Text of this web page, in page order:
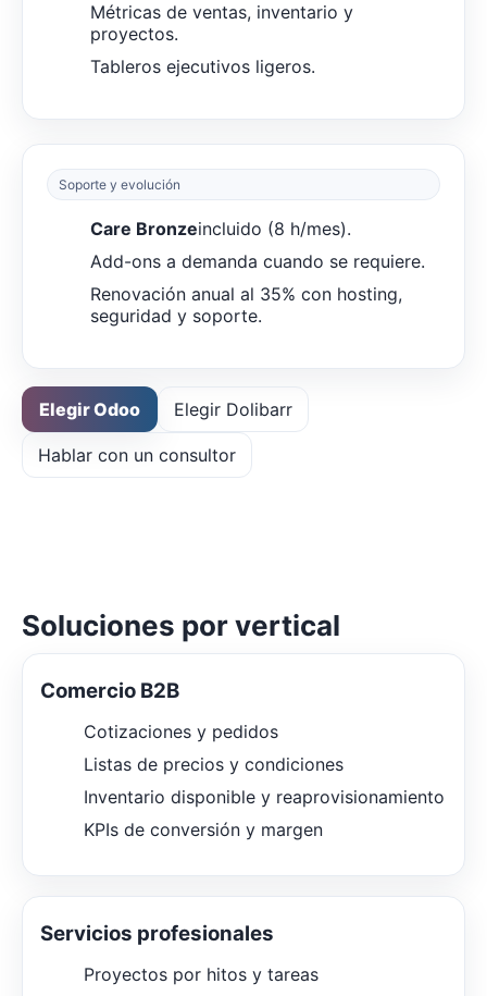
Métricas de ventas, inventario y
proyectos.
Tableros ejecutivos ligeros.
Soporte y evolución
Care Bronzeincluido (8 h/mes).
Add-ons a demanda cuando se requiere.
Renovación anual al 35% con hosting,
seguridad y soporte.
Elegir Odoo Elegir Dolibarr
Hablar con un consultor
Soluciones por vertical
Comercio B2B
Cotizaciones y pedidos
Listas de precios y condiciones
Inventario disponible y reaprovisionamiento
KPIs de conversión y margen
Servicios profesionales
Proyectos por hitos y tareas